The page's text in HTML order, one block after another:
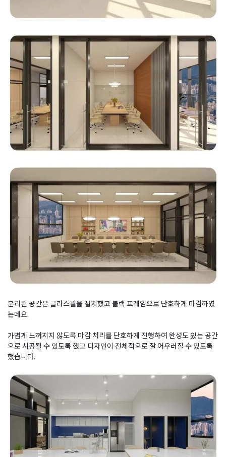
분리된 공간은 글라스월을 설치했고 블랙 프레임으로 단호하게 마감하였
는데요.
가볍게 느껴지지 않도록 마감 처리를 단호하게 진행하여 완성도 있는 공간
으로 시공될 수 있도록 했고 디자인이 전체적으로 잘 어우러질 수 있도록
했습니다.